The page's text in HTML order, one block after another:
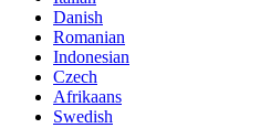
Danish
Romanian
Indonesian
Czech
Afrikaans
Swedish